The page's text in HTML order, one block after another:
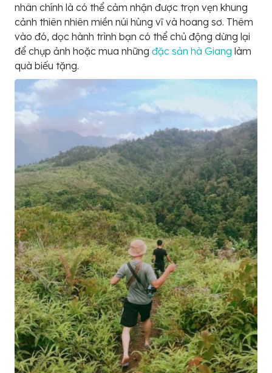
nhân chính là có thể cảm nhận được trọn vẹn khung
cảnh thiên nhiên miền núi hùng vĩ và hoang sơ. Thêm
vào đó, dọc hành trình bạn có thể chủ động dừng lại
để chụp ảnh hoặc mua những đặc sản hà Giang làm
quà biếu tặng.